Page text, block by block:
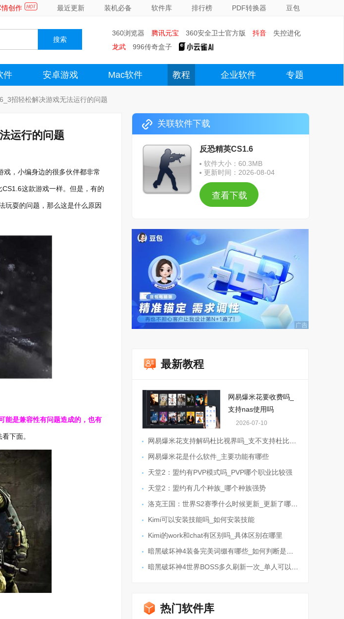
创作 最近更新 装机必备 软件库 排行榜 PDF转换器 豆包
360浏览器 腾讯元宝 360安全卫士官方版 抖音
失控进化
龙武
996传奇盒子
件 安卓游戏 Mac软件 教程 企业软件 专题
招轻松解决游戏无法运行的问题
运行的问题
戏，小编身边的很多伙伴都非常
这款游戏一样。但是，有的
玩耍的问题，那么这是什么原因
能是兼容性有问题造成的，也有
下面。
关联软件下载
反恐精英CS1.6
软件大小：60.3MB
更新时间：2026-08-04
查看下载
最新教程
网易爆米花要收费吗_
支持nas使用吗
2026-07-10
网易爆米花支持解码杜比视界吗_支不支持杜比全景声
网易爆米花是什么软件_主要功能有哪些
天堂2：盟约有PVP模式吗_PVP哪个职业比较强
天堂2：盟约有几个种族_哪个种族强势
洛克王国：世界S2赛季什么时候更新_更新了哪些内容
Kimi可以安装技能吗_如何安装技能
Kimi的work和chat有区别吗_具体区别在哪里
暗黑破坏神4装备完美词缀有哪些_如何判断是不是极品装备
暗黑破坏神4世界BOSS多久刷新一次_单人可以打吗
热门软件库